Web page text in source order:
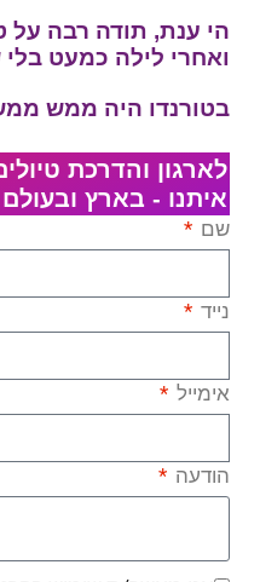
הי ענת, תודה רבה על
ואחרי לילה כמעט בלי
בטורנדו היה ממש
לארגון והדרכת
איתנו - בארץ
שם
נייד
אימייל
הודעה